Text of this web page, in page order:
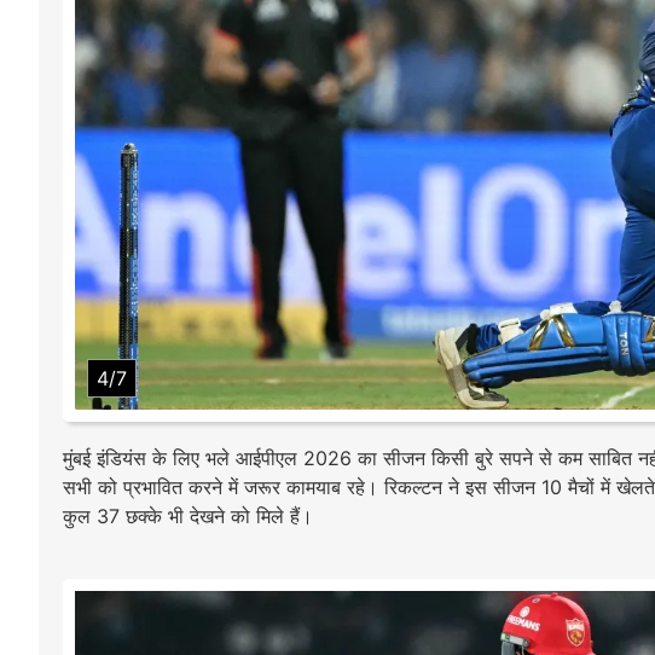
4/7
मुंबई इंडियंस के लिए भले आईपीएल 2026 का सीजन किसी बुरे सपने से कम साबित
सभी को प्रभावित करने में जरूर कामयाब रहे। रिकल्टन ने इस सीजन 10 मैचों में
कुल 37 छक्के भी देखने को मिले हैं।